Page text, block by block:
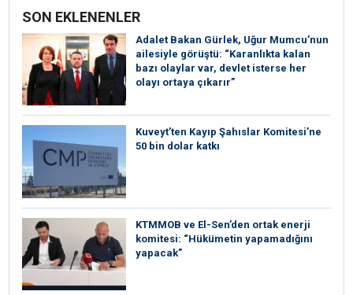
SON EKLENENLER
Adalet Bakan Gürlek, Uğur Mumcu’nun
ailesiyle görüştü: “Karanlıkta kalan
bazı olaylar var, devlet isterse her
olayı ortaya çıkarır”
Kuveyt’ten Kayıp Şahıslar Komitesi’ne
50 bin dolar katkı
KTMMOB ve El-Sen’den ortak enerji
komitesi: “Hükümetin yapamadığını
yapacak”